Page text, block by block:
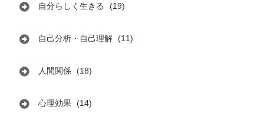
自分らしく生きる (19)
自己分析・自己理解 (11)
人間関係 (18)
心理効果 (14)